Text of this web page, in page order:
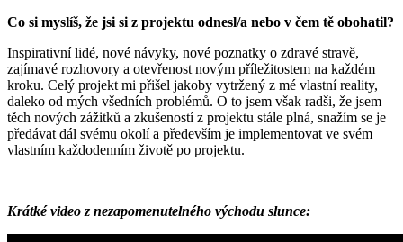
Co si myslíš, že jsi si z projektu odnesl/a nebo v čem tě obohatil?
Inspirativní lidé, nové návyky, nové poznatky o zdravé stravě,
zajímavé rozhovory a otevřenost novým příležitostem na každém
kroku. Celý projekt mi přišel jakoby vytržený z mé vlastní reality,
daleko od mých všedních problémů. O to jsem však radši, že jsem
těch nových zážitků a zkušeností z projektu stále plná, snažím se je
předávat dál svému okolí a především je implementovat ve svém
vlastním každodenním životě po projektu.
Krátké video z nezapomenutelného východu slunce: